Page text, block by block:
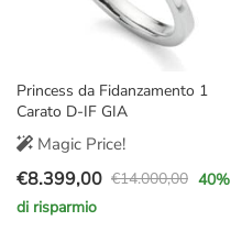
Princess da Fidanzamento 1
Carato D-IF GIA
Magic Price!
€14.000,00
Il
prezzo
€8.399,00
Il
prezzo
40%
di risparmio